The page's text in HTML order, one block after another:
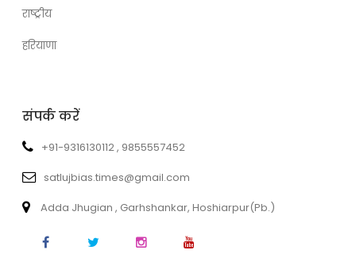
राष्ट्रीय
हरियाणा
संपर्क करें
+91-9316130112 , 9855557452
satlujbias.times@gmail.com
Adda Jhugian , Garhshankar, Hoshiarpur(Pb.)